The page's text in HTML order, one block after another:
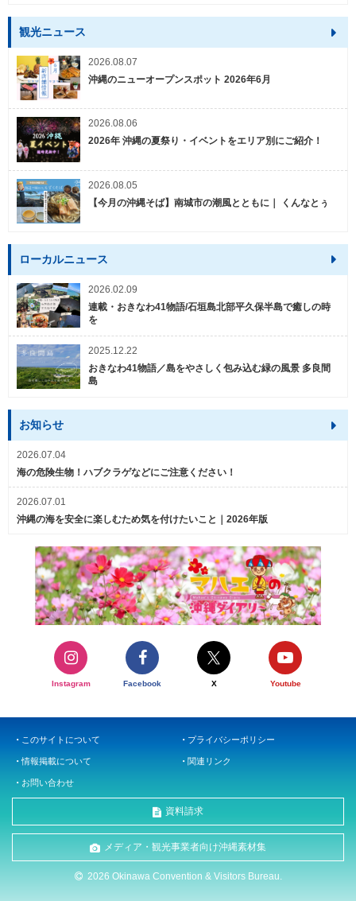
観光ニュース
2026.08.07
沖縄のニューオープンスポット 2026年6月
2026.08.06
2026年 沖縄の夏祭り・イベントをエリア別にご紹介！
2026.08.05
【今月の沖縄そば】南城市の潮風とともに｜ くんなとぅ
ローカルニュース
2026.02.09
連載・おきなわ41物語/石垣島北部平久保半島で癒しの時
を
2025.12.22
おきなわ41物語／島をやさしく包み込む緑の風景 多良間
島
お知らせ
2026.07.04
海の危険生物！ハブクラゲなどにご注意ください！
2026.07.01
沖縄の海を安全に楽しむため気を付けたいこと｜2026年版
Instagram Facebook X Youtube
このサイトについて プライバシーポリシー
情報掲載について 関連リンク
お問い合わせ
資料請求
メディア・観光事業者向け沖縄素材集
2026 Okinawa Convention & Visitors Bureau.